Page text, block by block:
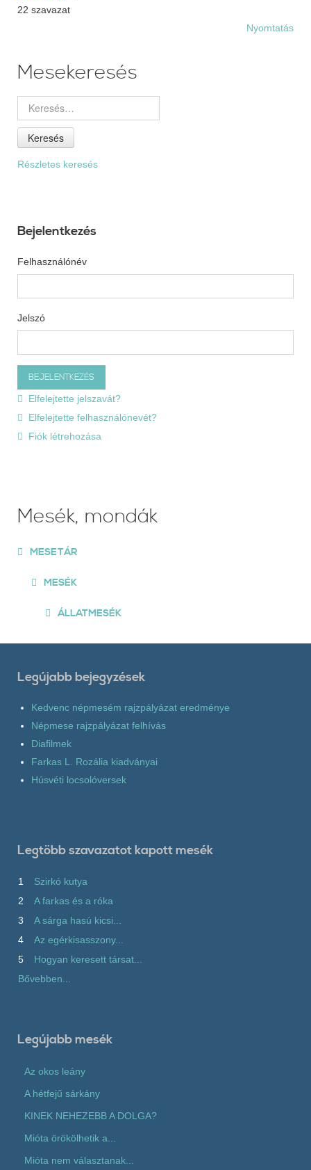
22 szavazat
Nyomtatás
Mesekeresés
Keresés
Részletes keresés
Bejelentkezés
Felhasználónév
Jelszó
Elfelejtette jelszavát?
Elfelejtette felhasználónevét?
Fiók létrehozása
Mesék, mondák
MESETÁR
MESÉK
ÁLLATMESÉK
Legújabb bejegyzések
Kedvenc népmesém rajzpályázat eredménye
Népmese rajzpályázat felhívás
Diafilmek
Farkas L. Rozália kiadványai
Húsvéti locsolóversek
Legtöbb szavazatot kapott mesék
1
Szirkó kutya
2
A farkas és a róka
3
A sárga hasú kicsi...
4
Az egérkisasszony...
5
Hogyan keresett társat...
Bővebben...
Legújabb mesék
Az okos leány
A hétfejű sárkány
KINEK NEHEZEBB A DOLGA?
Mióta örökölhetik a...
Mióta nem választanak...